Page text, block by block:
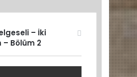
– İki
Bölüm 2